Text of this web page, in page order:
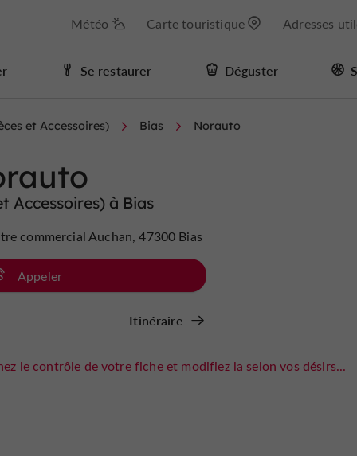
Météo Carte touristique Adresses
Se restaurer Déguster
et Accessoires) Bias Norauto
Accessoires) à Bias
commercial Auchan, 47300 Bias
Appeler
Itinéraire
le contrôle de votre fiche et modifiez la selon vos désirs...